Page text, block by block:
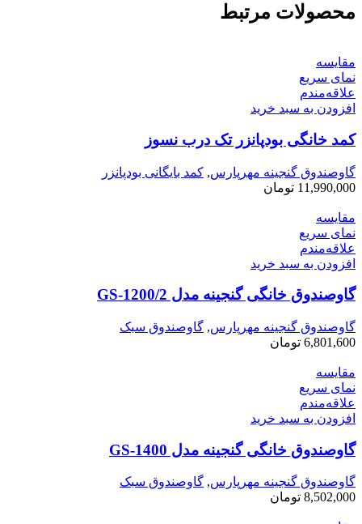
محصولات مرتبط
مقایسه
نمای سریع
علاقه‌مندم
افزودن به سبد خرید
کمد خانگی بودپانزر تک درب نسوز
گاوصندوق گنجینه مهرپارس, کمد بایگانی بودپانزر
11,990,000 تومان
مقایسه
نمای سریع
علاقه‌مندم
افزودن به سبد خرید
گاوصندوق خانگی گنجینه مدل GS-1200/2
گاوصندوق گنجینه مهرپارس, گاوصندوق سبک
6,801,600 تومان
مقایسه
نمای سریع
علاقه‌مندم
افزودن به سبد خرید
گاوصندوق خانگی گنجینه مدل GS-1400
گاوصندوق گنجینه مهرپارس, گاوصندوق سبک
8,502,000 تومان